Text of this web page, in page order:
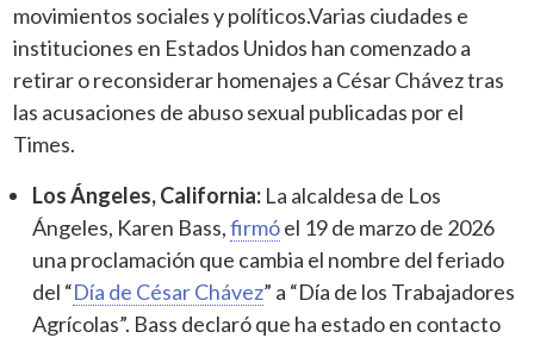
movimientos sociales y políticos.Varias ciudades e
instituciones en Estados Unidos han comenzado a
retirar o reconsiderar homenajes a César Chávez tras
las acusaciones de abuso sexual publicadas por el
Times.
Los Ángeles, California: La alcaldesa de Los
Ángeles, Karen Bass,firmóel 19 de marzo de 2026
una proclamación que cambia el nombre del feriado
del “Día de César Chávez” a “Día de los Trabajadores
Agrícolas”. Bass declaró que ha estado en contacto